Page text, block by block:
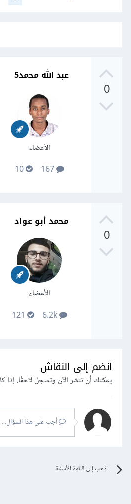
0
عبد الله محمد5
الأعضاء
167
10
0
محمد أبو عواد
الأعضاء
6.2k
انضم إلى النقاش
يمكنك أن تنشر الآن وتسجل لاحقًا.
أجب على هذا السؤال...
اذهب إلى قائمة الأسئلة